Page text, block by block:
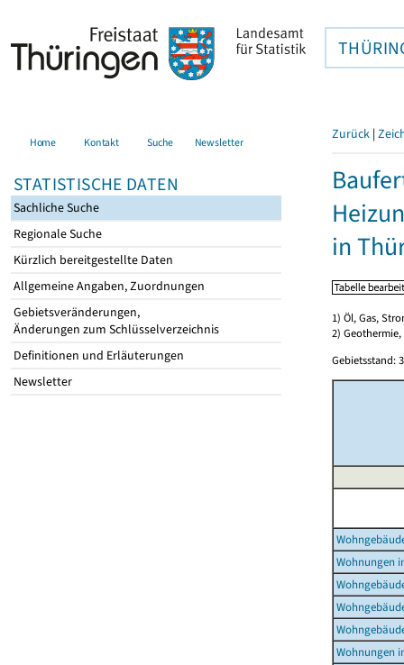
Home Kontakt Suche Newsletter
STATISTISCHE DATEN
Sachliche Suche
Regionale Suche
Kürzlich bereitgestellte Daten
Allgemeine Angaben, Zuordnungen
Gebietsveränderungen,
Änderungen zum Schlüsselverzeichnis
Definitionen und Erläuterungen
Newsletter
Zurück |
in
1) Öl, Gas,
2)
Gebietsstand:
Wohnungen
Wohnungen